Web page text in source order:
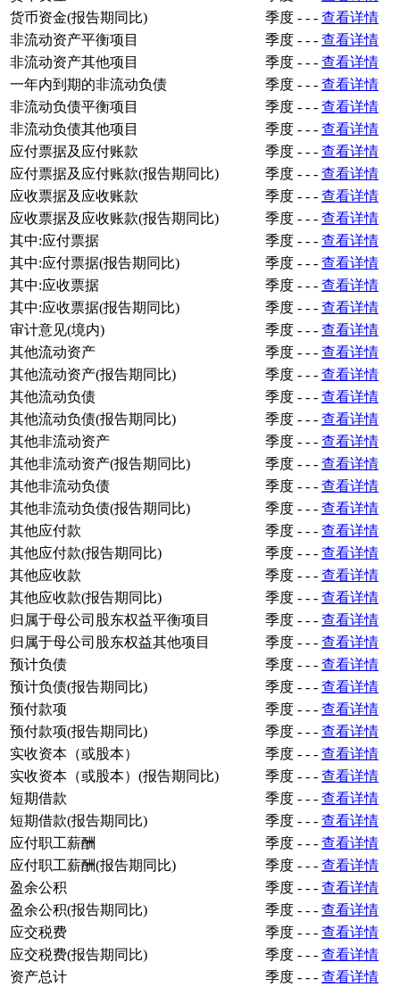
货币资金(报告期同比)
季度 - - - 查看详情
非流动资产平衡项目
季度 - - - 查看详情
非流动资产其他项目
季度 - - - 查看详情
一年内到期的非流动负债
季度 - - - 查看详情
非流动负债平衡项目
季度 - - - 查看详情
非流动负债其他项目
季度 - - - 查看详情
应付票据及应付账款
季度 - - - 查看详情
应付票据及应付账款(报告期同比)
季度 - - - 查看详情
应收票据及应收账款
季度 - - - 查看详情
应收票据及应收账款(报告期同比)
季度 - - - 查看详情
其中:应付票据
季度 - - - 查看详情
其中:应付票据(报告期同比)
季度 - - - 查看详情
其中:应收票据
季度 - - - 查看详情
其中:应收票据(报告期同比)
季度 - - - 查看详情
审计意见(境内)
季度 - - - 查看详情
其他流动资产
季度 - - - 查看详情
其他流动资产(报告期同比)
季度 - - - 查看详情
其他流动负债
季度 - - - 查看详情
其他流动负债(报告期同比)
季度 - - - 查看详情
其他非流动资产
季度 - - - 查看详情
其他非流动资产(报告期同比)
季度 - - - 查看详情
其他非流动负债
季度 - - - 查看详情
其他非流动负债(报告期同比)
季度 - - - 查看详情
其他应付款
季度 - - - 查看详情
其他应付款(报告期同比)
季度 - - - 查看详情
其他应收款
季度 - - - 查看详情
其他应收款(报告期同比)
季度 - - - 查看详情
归属于母公司股东权益平衡项目
季度 - - - 查看详情
归属于母公司股东权益其他项目
季度 - - - 查看详情
预计负债
季度 - - - 查看详情
预计负债(报告期同比)
季度 - - - 查看详情
预付款项
季度 - - - 查看详情
预付款项(报告期同比)
季度 - - - 查看详情
实收资本（或股本）
季度 - - - 查看详情
实收资本（或股本）(报告期同比)
季度 - - - 查看详情
短期借款
季度 - - - 查看详情
短期借款(报告期同比)
季度 - - - 查看详情
应付职工薪酬
季度 - - - 查看详情
应付职工薪酬(报告期同比)
季度 - - - 查看详情
盈余公积
季度 - - - 查看详情
盈余公积(报告期同比)
季度 - - - 查看详情
应交税费
季度 - - - 查看详情
应交税费(报告期同比)
季度 - - - 查看详情
资产总计
季度 - - - 查看详情